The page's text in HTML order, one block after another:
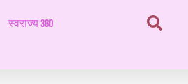
स्वराज्य 360